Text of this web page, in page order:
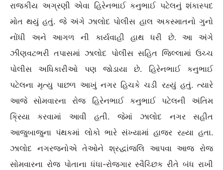
રાજકીય અગ્રણી એવા હિરેનભાઈ કનુભાઈ પટેલનું શંકાસ્પદ
મોત થયું હતું. જે અંગે ઝાલોદ પોલીસ હાલ અકસ્માતનો ગુનો
નોંધી અને આગળ ની કાર્યવાહી હાથ ધરી છે. આ અંગે
ઝીણવટભરી તપાસમાં ઝાલોદ પોલીસ સહિત જિલ્લામાં ઉચ્ચ
પોલીસ અધિકારીઓ પણ જોડાયા છે. હિરેનભાઈ કનુભાઈ
પટેલના મૃત્યુ પાછળ આખું નગર હિચકે ચડી રહ્યું હતું. ત્યારે
આજે સોમવારના રોજ હિરેનભાઈ કનુભાઈ પટેલની અંતિમ
ક્રિયા કરવામાં આવી હતી. જેમાં ઝાલોદ નગર સહીત
આજુબાજુના પંથકમાં લોકો ભારે સંખ્યામાં હાજર રહ્યા હતા.
ઝાલોદ નગરજનોએ તેઓને શ્રદ્ધાંજલિ આપવા આજ રોજ
સોમવારના રોજ પોતાના ધંધા-રોજગાર સ્વૈચ્છિક રીતે બંધ રાખી